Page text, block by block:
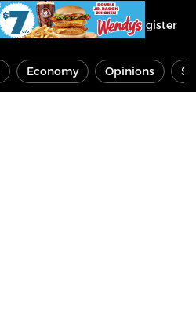
Register
Economy Opinions